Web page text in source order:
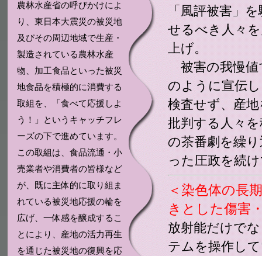
農林水産省の呼びかけによ
り、東日本大震災の被災地
及びその周辺地域で生産・
製造されている農林水産
物、加工食品といった被災
地食品を積極的に消費する
取組を、「食べて応援しよ
う！」というキャッチフレ
ーズの下で進めています。
この取組は、食品流通・小
売業者や消費者の皆様など
が、既に主体的に取り組ま
れている被災地応援の輪を
広げ、一体感を醸成するこ
とにより、産地の活力再生
を通じた被災地の復興を応
「風評被害」
せるべき人々
上げ。
被害の我慢値
のように宣伝
検査せず、産
批判する人々
の茶番劇を繰
った圧政を続
＜染色体の長
きとした傷害
放射能だけで
テムを操作し